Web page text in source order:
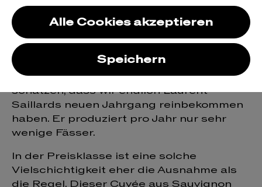
2025 Lucky You
blanc
Lucky us! Wir können uns glücklich
schätzen, dass wir endlich Laurent
Saillards neuen Jahrgang reinbekommen
haben. Er produziert pro Jahr nur sehr
wenige Fässer.
In der Preisklasse ist eine solche
Vielschichtigkeit eher die Ausnahme als
die Regel. Dieser Cuvée aus Sauvignon
Alle Cookies akzeptieren
Speichern